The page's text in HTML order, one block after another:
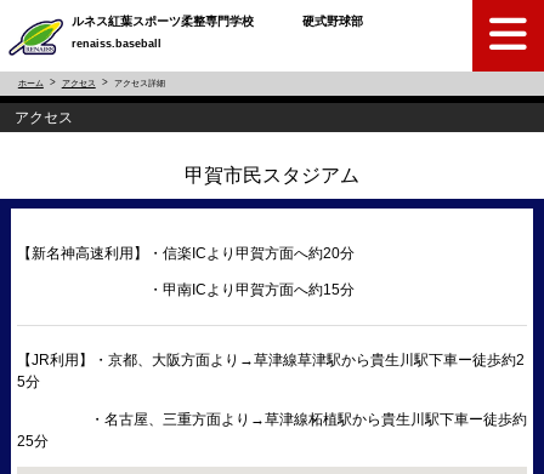
ルネス紅葉スポーツ柔整専門学校 硬式野球部
renaiss.baseball
ホーム アクセス アクセス詳細
アクセス
甲賀市民スタジアム
【新名神高速利用】・信楽ICより甲賀方面へ約20分
・甲南ICより甲賀方面へ約15分
【JR利用】・京都、大阪方面より→草津線草津駅から貴生川駅下車ー徒歩約2
5分
・名古屋、三重方面より→草津線柘植駅から貴生川駅下車ー徒歩約
25分